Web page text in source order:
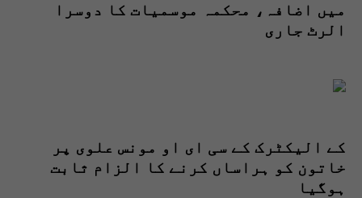
میں اضافہ، محکمہ موسمیات کا دوسرا
الرٹ جاری
کے الیکٹرک کے سی ای او مونس علوی پر
خاتون کو ہراساں کرنے کا الزام ثابت
ہوگیا